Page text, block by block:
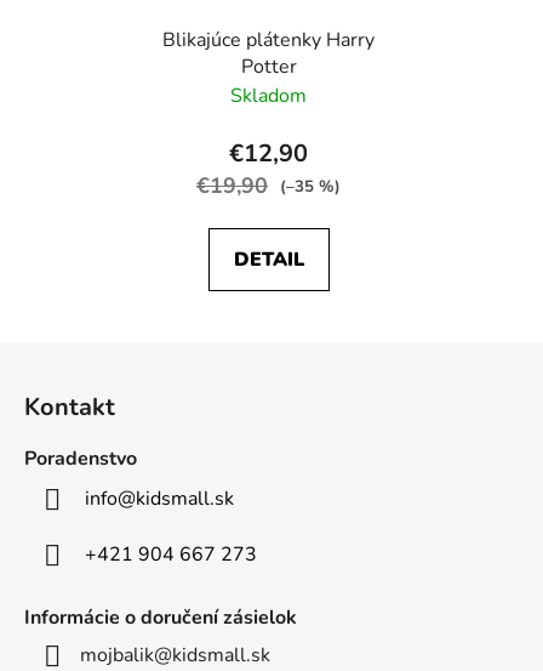
Blikajúce plátenky Harry
Potter
Skladom
€12,90
€19,90 (–35 %)
DETAIL
Kontakt
Poradenstvo
info@kidsmall.sk
+421 904 667 273
Informácie o doručení zásielok
mojbalik@kidsmall.sk